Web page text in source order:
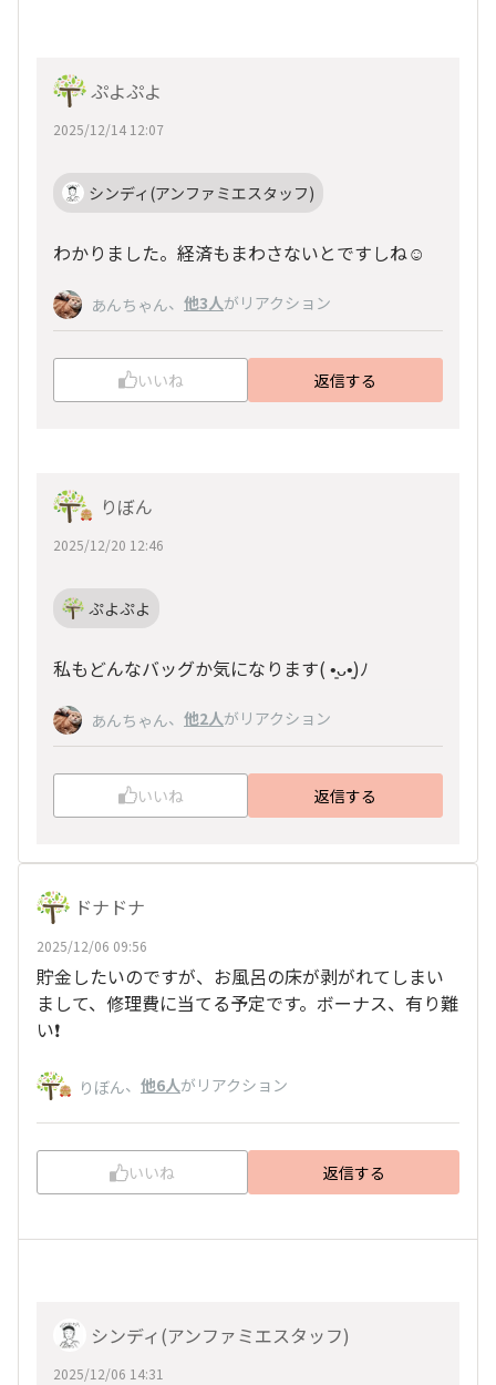
ぷよぷよ
2025/12/14 12:07
シンディ(アンファミエスタッフ)
わかりました。経済もまわさないとですしね☺️
あんちゃん、 他3人がリアクション
いいね 返信する
りぼん
2025/12/20 12:46
ぷよぷよ
私もどんなバッグか気になります(⁠ ⁠•͈⁠ᴗ⁠•͈⁠)ﾉ
あんちゃん、 他2人がリアクション
いいね 返信する
ドナドナ
2025/12/06 09:56
貯金したいのですが、お風呂の床が剥がれてしまい
まして、修理費に当てる予定です。ボーナス、有り難
い❗
りぼん、 他6人がリアクション
いいね 返信する
シンディ(アンファミエスタッフ)
2025/12/06 14:31